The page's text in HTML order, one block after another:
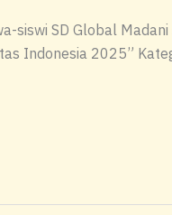
siswi SD Global
Indonesia 2025”